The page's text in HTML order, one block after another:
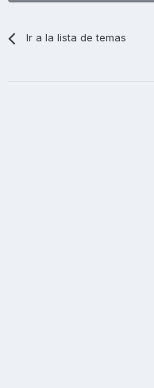
Ir a la lista de temas